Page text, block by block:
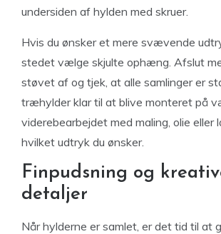
undersiden af hylden med skruer.
Hvis du ønsker et mere svævende
stedet vælge skjulte ophæng. Afslut
støvet af og tjek, at alle samlinger er
træhylder klar til at blive monteret på
viderebearbejdet med maling, olie eller
hvilket udtryk du ønsker.
Finpudsning og
detaljer
Når hylderne er samlet, er det tid til at